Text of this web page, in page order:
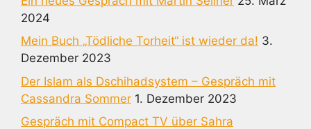
2024
Mein Buch „Tödliche Torheit“ ist wieder da! 3.
Dezember 2023
Der Islam als Dschihadsystem – Gespräch mit
Cassandra Sommer 1. Dezember 2023
Gespräch mit Compact TV über Sahra